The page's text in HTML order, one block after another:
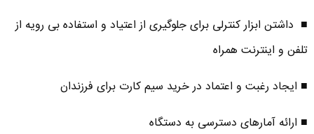
■ داشتن ابزار کنترلی برای جلوگیری از اعتیاد و استفاده بی­ رویه از
تلفن و اینترنت همراه
■ ایجاد رغبت و اعتماد در خرید سیم­ کارت برای فرزندان
■ ارائه آمارهای دسترسی به دستگاه